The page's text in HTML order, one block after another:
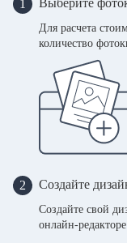
1 Выберите
Для расчета
количество
2 Создайте
Создайте свой
онлайн-редакторе